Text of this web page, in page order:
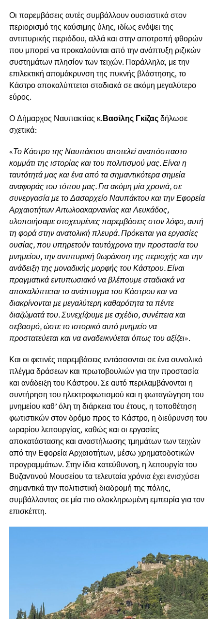
Οι παρεμβάσεις αυτές συμβάλλουν ουσιαστικά στον
περιορισμό της καύσιμης ύλης, ιδίως ενόψει της
αντιπυρικής περιόδου, αλλά και στην αποτροπή φθορών
που μπορεί να προκαλούνται από την ανάπτυξη ριζικών
συστημάτων πλησίον των τειχών. Παράλληλα, με την
επιλεκτική απομάκρυνση της πυκνής βλάστησης, το
Κάστρο αποκαλύπτεται σταδιακά σε ακόμη μεγαλύτερο
εύρος.
Ο Δήμαρχος Ναυπακτίας κ.Βασίλης Γκίζαςδήλωσε
σχετικά:
«Το Κάστρο της Ναυπάκτου αποτελεί αναπόσπαστο
κομμάτι της ιστορίας και του πολιτισμού μας. Είναι η
ταυτότητά μας και ένα από τα σημαντικότερα σημεία
αναφοράς του τόπου μας. Για ακόμη μία χρονιά, σε
συνεργασία με το Δασαρχείο Ναυπάκτου και την Εφορεία
Αρχαιοτήτων Αιτωλοακαρνανίας και Λευκάδος,
υλοποιήσαμε στοχευμένες παρεμβάσεις στον λόφο, αυτή
τη φορά στην ανατολική πλευρά. Πρόκειται για εργασίες
ουσίας, που υπηρετούν ταυτόχρονα την προστασία του
μνημείου, την αντιπυρική θωράκιση της περιοχής και την
ανάδειξη της μοναδικής μορφής του Κάστρου. Είναι
πραγματικά εντυπωσιακό να βλέπουμε σταδιακά να
αποκαλύπτεται το ανάπτυγμα του Κάστρου και να
διακρίνονται με μεγαλύτερη καθαρότητα τα πέντε
διαζώματά του. Συνεχίζουμε με σχέδιο, συνέπεια και
σεβασμό, ώστε το ιστορικό αυτό μνημείο να
προστατεύεται και να αναδεικνύεται όπως του αξίζει».
Και οι φετινές παρεμβάσεις εντάσσονται σε ένα συνολικό
πλέγμα δράσεων και πρωτοβουλιών για την προστασία
και ανάδειξη του Κάστρου. Σε αυτό περιλαμβάνονται η
συντήρηση του ηλεκτροφωτισμού και η φωταγώγηση του
μνημείου καθ’ όλη τη διάρκεια του έτους, η τοποθέτηση
φωτιστικών στον δρόμο προς το Κάστρο, η διεύρυνση του
ωραρίου λειτουργίας, καθώς και οι εργασίες
αποκατάστασης και αναστήλωσης τμημάτων των τειχών
από την Εφορεία Αρχαιοτήτων, μέσω χρηματοδοτικών
προγραμμάτων. Στην ίδια κατεύθυνση, η λειτουργία του
Βυζαντινού Μουσείου τα τελευταία χρόνια έχει ενισχύσει
σημαντικά την πολιτιστική διαδρομή της πόλης,
συμβάλλοντας σε μία πιο ολοκληρωμένη εμπειρία για τον
επισκέπτη.